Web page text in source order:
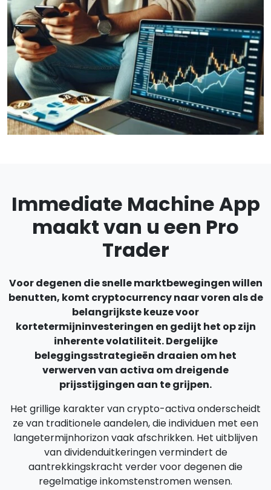
Immediate Machine App
maakt van u een Pro
Trader
Voor degenen die snelle marktbewegingen willen
benutten, komt cryptocurrency naar voren als de
belangrijkste keuze voor
kortetermijninvesteringen en gedijt het op zijn
inherente volatiliteit. Dergelijke
beleggingsstrategieën draaien om het
verwerven van activa om dreigende
prijsstijgingen aan te grijpen.
Het grillige karakter van crypto-activa onderscheidt
ze van traditionele aandelen, die individuen met een
langetermijnhorizon vaak afschrikken. Het uitblijven
van dividenduitkeringen vermindert de
aantrekkingskracht verder voor degenen die
regelmatige inkomstenstromen wensen.